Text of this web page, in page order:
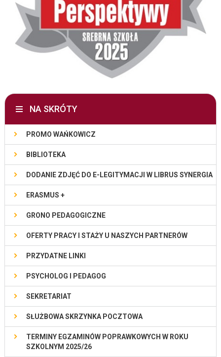
NA SKRÓTY
PROMO WAŃKOWICZ
BIBLIOTEKA
DODANIE ZDJĘĆ DO E-LEGITYMACJI W LIBRUS SYNERGIA
ERASMUS +
GRONO PEDAGOGICZNE
OFERTY PRACY I STAŻY U NASZYCH PARTNERÓW
PRZYDATNE LINKI
PSYCHOLOG I PEDAGOG
SEKRETARIAT
SŁUŻBOWA SKRZYNKA POCZTOWA
TERMINY EGZAMINÓW POPRAWKOWYCH W ROKU
SZKOLNYM 2025/26